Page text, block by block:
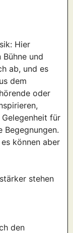
Hier
und
ab, und es
dem
oder
für
Begegnungen.
können aber
stehen
den